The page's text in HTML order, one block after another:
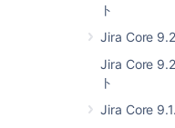
ト
Jira Core
Jira Core
ト
Jira Core
この内容はお役に
関連コンテンツ